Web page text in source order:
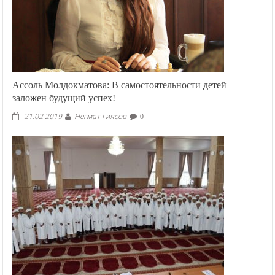
наследия»
Ассоль Молдокматова: В самостоятельности детей
заложен будущий успех!
21.02.2019 Негмат Гиясов 0